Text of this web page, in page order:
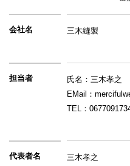
会社名 三木縫製
担当者
氏名：三木孝之
EMail：
TEL：
代表者名 三木孝之